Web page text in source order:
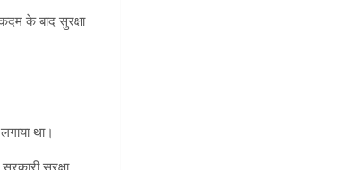
के बाद सुरक्षा
था।